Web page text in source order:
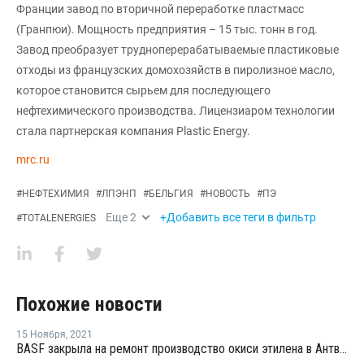
Франции завод по вторичной переработке пластмасс
(Гранпюи). Мощность предприятия – 15 тыс. тонн в год.
Завод преобразует трудноперерабатываемые пластиковые
отходы из французских домохозяйств в пиролизное масло,
которое становится сырьем для последующего
нефтехимического производства. Лицензиаром технологии
стала партнерская компания Plastic Energy.
mrc.ru
#НЕФТЕХИМИЯ #ЛПЭНП #БЕЛЬГИЯ #НОВОСТЬ #ПЭ
#TOTALENERGIES Еще2 +Добавить все теги в фильтр
Похожие новости
15 Ноября, 2021
BASF закрыла на ремонт производство окиси этилена в Антверпене